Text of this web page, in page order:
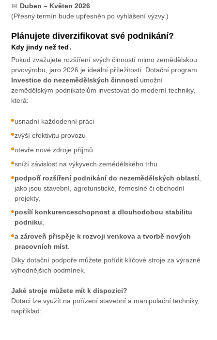
📅 Duben – Květen 2026
(Přesný termín bude upřesněn po vyhlášení výzvy.)
Plánujete diverzifikovat své podnikání?
Kdy jindy než teď.
Pokud zvažujete rozšíření svých činností mimo zemědělskou
prvovýrobu, jaro 2026 je ideální příležitostí. Dotační program
Investice do nezemědělských činnostíumožní
zemědělským podnikatelům investovat do moderní techniky,
která:
usnadní každodenní práci
zvýší efektivitu provozu
otevře nové zdroje příjmů
sníží závislost na výkyvech zemědělského trhu
podpoří rozšíření podnikání do nezemědělských oblastí,
jako jsou stavební, agroturistické, řemeslné či obchodní
projekty,
posílí konkurenceschopnost a dlouhodobou stabilitu
podniku
a zároveň přispěje k rozvoji venkova a tvorbě nových
pracovních míst
Díky dotační podpoře můžete pořídit klíčové stroje za výrazně
výhodnějších podmínek.
Jaké stroje můžete mít k dispozici?
Dotaci lze využít na pořízení stavební a manipulační techniky,
například: